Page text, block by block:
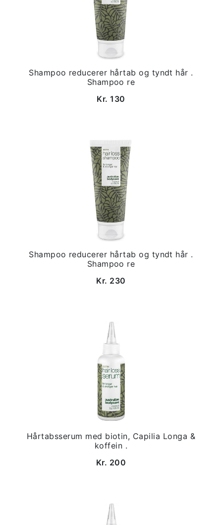
Shampoo reducerer hårtab og tyndt hår .
Shampoo re
Kr. 130
Shampoo reducerer hårtab og tyndt hår .
Shampoo re
Kr. 230
Hårtabsserum med biotin, Capilia Longa &
koffein .
Kr. 200